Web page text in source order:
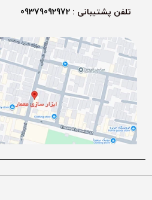
تلفن پشتیبانی : 09379092972